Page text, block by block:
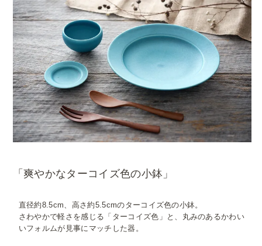
「爽やかなターコイズ色の小鉢」
直径約8.5cm、高さ約5.5cmのターコイズ色の小鉢。
さわやかで軽さを感じる「ターコイズ色」と、丸みのあるかわい
いフォルムが見事にマッチした器。